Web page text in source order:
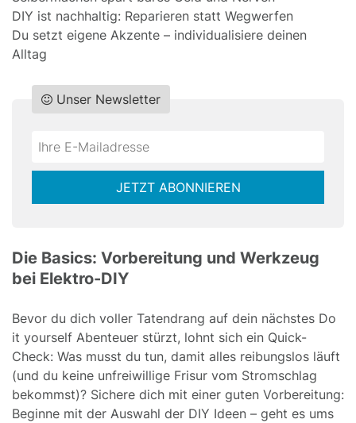
DIY ist nachhaltig: Reparieren statt Wegwerfen
Du setzt eigene Akzente – individualisiere deinen
Alltag
Do
Unser Newsletter
*Ihre
JETZT ABONNIEREN
Die Basics: Vorbereitung und Werkzeug
bei Elektro-DIY
Bevor du dich voller Tatendrang auf dein nächstes Do
it yourself Abenteuer stürzt, lohnt sich ein Quick-
Check: Was musst du tun, damit alles reibungslos läuft
(und du keine unfreiwillige Frisur vom Stromschlag
bekommst)? Sichere dich mit einer guten Vorbereitung:
Beginne mit der Auswahl der DIY Ideen – geht es ums